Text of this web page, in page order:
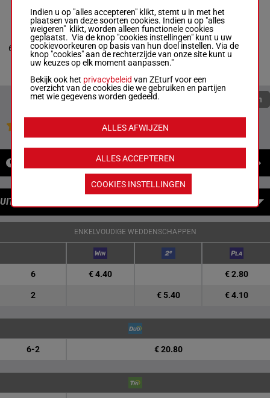
6
KIMI REY
Barzalona M.
Graffard Fh.
Box: 5 -M/3 -54
M/354 kg Tp 5
Quoteringen verversen
Jouw favoriete paarden
UITBETALINGEN
ENKELVOUDIGE WEDDENSCHAPPEN
6 € 4.40 € 2.80
2 € 5.40 € 4.10
6-2 € 20.80
Indien u op "alles accepteren" klikt, stemt u in met het
plaatsen van deze soorten cookies. Indien u op "alles
weigeren" klikt, worden alleen functionele cookies
geplaatst. Via de knop "cookies instellingen" kunt u uw
cookievoorkeuren op basis van hun doel instellen. Via de
knop "cookies" aan de rechterzijde van onze site kunt u
uw keuzes op elk moment aanpassen."
Bekijk ook het privacybeleid van ZEturf voor een
overzicht van de cookies die we gebruiken en partijen
met wie gegevens worden gedeeld.
ALLES ACCEPTEREN
ALLES AFWIJZEN
COOKIES INSTELLINGEN